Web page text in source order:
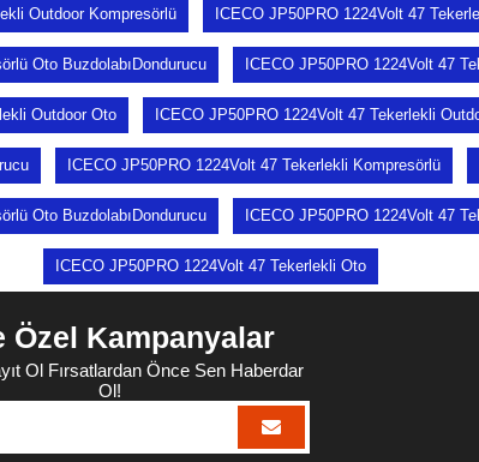
Outdoor Kompresörlü ICECO JP50PRO 1224Volt 47
Oto BuzdolabıDondurucu ICECO JP50PRO 1224Volt 47
Outdoor Oto ICECO JP50PRO 1224Volt 47 Tekerlekli
ICECO JP50PRO 1224Volt 47 Tekerlekli Kompresörlü
Oto BuzdolabıDondurucu ICECO JP50PRO 1224Volt 47
ICECO JP50PRO 1224Volt 47 Tekerlekli Oto
Özel Kampanyalar
Ol Fırsatlardan Önce Sen Haberdar
Ol!